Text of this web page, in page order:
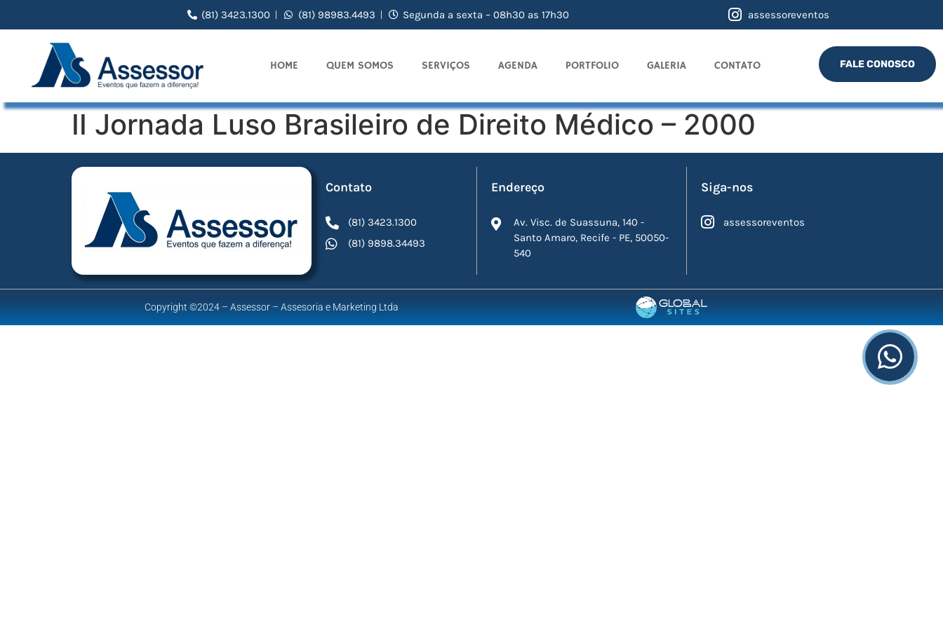
(81) 3423.1300 (81) 98983.4493 Segunda a sexta – 08h30 as 17h30 assessoreventos
HOME QUEM SOMOS SERVIÇOS AGENDA PORTFOLIO GALERIA CONTATO FALE CONOSCO
II Jornada Luso Brasileiro de Direito Médico – 2000
Contato
(81) 3423.1300
(81) 9898.34493
Endereço
Av. Visc. de Suassuna, 140 -
Santo Amaro, Recife - PE, 50050-
540
Siga-nos
assessoreventos
Copyright ©2024 – Assessor – Assesoria e Marketing Ltda